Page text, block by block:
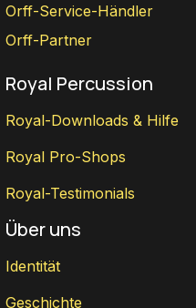
Orff-Service-Händler
Orff-Partner
Royal Percussion
Royal-Downloads & Hilfe
Royal Pro-Shops
Royal-Testimonials
Über uns
Identität
Geschichte